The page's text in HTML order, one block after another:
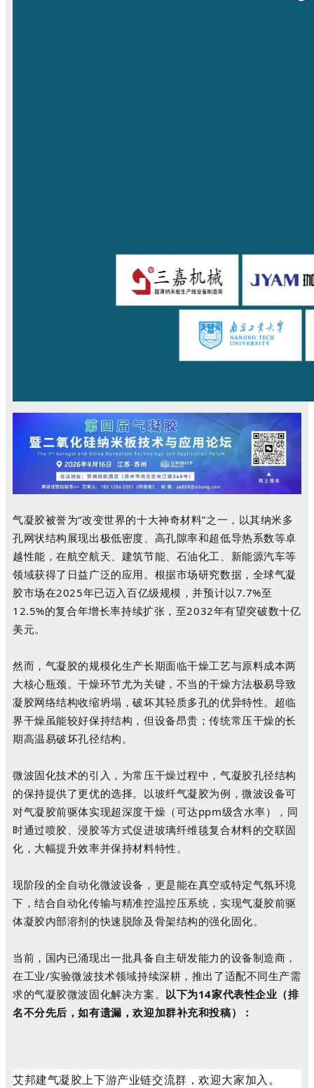
气凝胶被誉为“改变世界的十大神奇材料”之一，以其纳米多
孔网状结构展现出极低密度、高孔隙率和超低导热系数等卓
越性能，在航空航天、建筑节能、石油化工、新能源汽车等
领域获得了日益广泛的应用 。 根据市场研究数据，全球气凝
胶市场在2025年已迈入百亿级规模，并预计以7.7%至
12.5%的复合年增长率持续扩张，至2032年有望突破数十亿
美元。
然而，气凝胶的规模化生产长期面临干燥工艺与原料成本两
大核心瓶颈。干燥环节尤为关键，不当的干燥方法极易导致
凝胶网络结构收缩坍塌，破坏其轻质多孔的优异特性。超临
界干燥虽能较好保持结构，但设备昂贵；传统常压干燥的长
期高温易破坏孔径结构。
微波固化技术的引入，为常压干燥过程中，气凝胶孔径结构
的保持提供了更优的选择。以玻纤气凝胶为例，微波设备可
对气凝胶前驱体实现超深度干燥（可达ppm级含水率），同
时通过喷胶、浸胶等方式促进玻璃纤维毯复合材料的交联固
化，大幅提升效率并保持材料特性。
现阶段的全自动化微波设备 ， 更是能在真空或特定气氛环境
下，结合自动化传输与精准控温控压系统，实现气凝胶前驱
体凝胶内部溶剂的快速脱除及骨架结构的强化固化。
当前，国内已涌现出一批具备自主研发能力的设备制造商，
在工业/实验微波技术领域持续深耕，推出了适配不同生产需
求的气凝胶微波固化解决方案。 以下为14家代表性企业（排
名不分先后，如有遗漏，欢迎加群补充和投稿）：
艾邦建气凝胶上下游产业链交流群，欢迎大家加入。